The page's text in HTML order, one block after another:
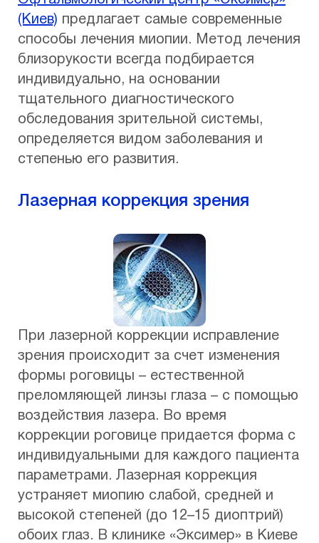
(Киев) предлагает самые современные
способы лечения миопии. Метод лечения
близорукости всегда подбирается
индивидуально, на основании
тщательного диагностического
обследования зрительной системы,
определяется видом заболевания и
степенью его развития.
Лазерная коррекция зрения
При лазерной коррекции исправление
зрения происходит за счет изменения
формы роговицы – естественной
преломляющей линзы глаза – с помощью
воздействия лазера. Во время
коррекции роговице придается форма с
индивидуальными для каждого пациента
параметрами. Лазерная коррекция
устраняет миопию слабой, средней и
высокой степеней (до 12–15 диоптрий)
обоих глаз. В клинике «Эксимер» в Киеве